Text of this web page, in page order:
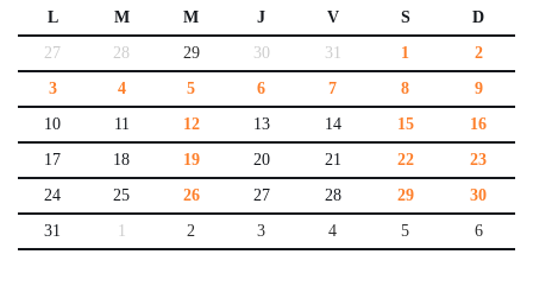
L M M J V S
D
27
28 29 30 31 1
2
3
4 5 6 7 8
9
10
11 12 13 14 15
16
17
18 19 20 21 22
23
24
25 26 27 28 29
30
31
1 2 3 4 5 6